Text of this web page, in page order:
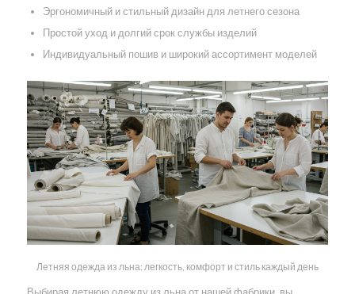
Эргономичный и стильный дизайн для летнего сезона
Простой уход и долгий срок службы изделий
Индивидуальный пошив и широкий ассортимент моделей
Летняя одежда из льна: легкость, комфорт и стиль каждый день